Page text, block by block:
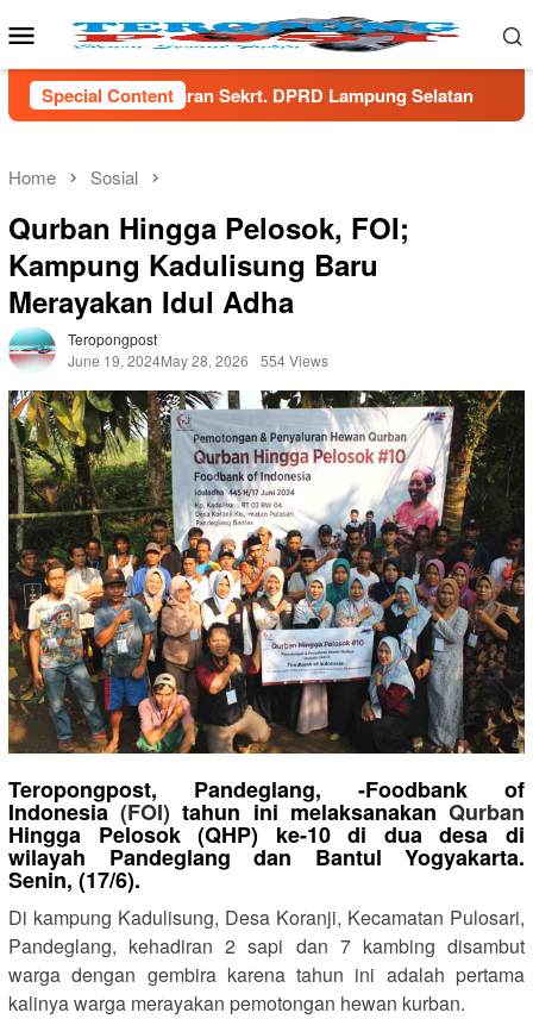
to
Mobile
Menu
Special Content
DPRD Lampung Selatan Menaker Yassierli Dorong
Home Sosial
Qurban Hingga Pelosok, FOI;
Kampung Kadulisung Baru
Merayakan Idul Adha
Teropongpost
June 19, 2024May 28, 2026 554 Views
Teropongpost, Pandeglang, -Foodbank of
Indonesia(FOI) tahun ini melaksanakanQurban
Hingga Pelosok (QHP) ke-10 di dua desa di
wilayah Pandeglang dan Bantul Yogyakarta.
Senin, (17/6).
Di kampung Kadulisung, Desa Koranji, Kecamatan Pulosari,
Pandeglang, kehadiran 2 sapi dan 7 kambing disambut
warga dengan gembira karena tahun ini adalah pertama
kalinya warga merayakan pemotongan hewan kurban.